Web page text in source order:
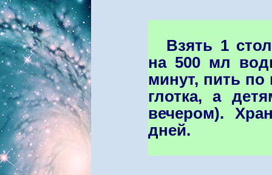
Взять 1
на 500 мл
минут, пить по
глотка, а
вечером).
дней.